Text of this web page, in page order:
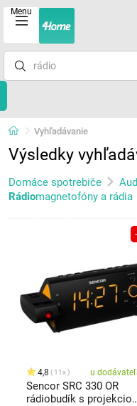
Menu
Vyhľadávanie
Výsledky
Domáce spotrebiče
Rádiomagnetofóny a rádia
4,8 11x u
Sencor SRC 330 OR
rádiobudík s